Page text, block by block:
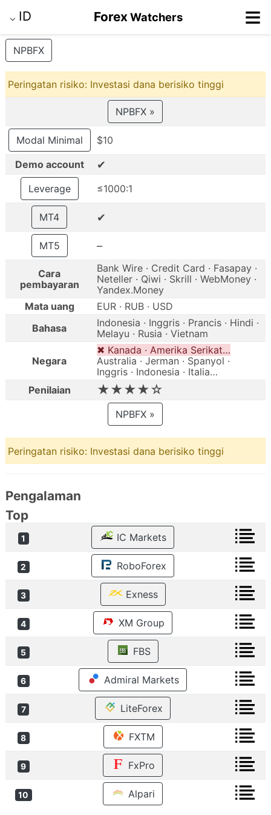
⌵ ID Forex Watchers ≡
NPBFX
Peringatan risiko: Investasi dana berisiko tinggi
NPBFX »
Modal Minimal
$10
Demo account
✔
Leverage ≤1000:1
MT4 ✔
MT5 –
Cara
pembayaran
Bank Wire · Credit Card · Fasapay ·
Neteller · Qiwi · Skrill · WebMoney ·
Yandex.Money
Mata uang
EUR · RUB · USD
Bahasa
Indonesia · Inggris · Prancis · Hindi ·
Melayu · Rusia · Vietnam
Negara
✖ Kanada · Amerika Serikat…
Australia · Jerman · Spanyol ·
Inggris · Indonesia · Italia…
Penilaian
★★★★☆
NPBFX »
Peringatan risiko: Investasi dana berisiko tinggi
Pengalaman
Top
1 IC Markets
2 RoboForex
3 Exness
4 XM Group
5 FBS
6 Admiral Markets
7 LiteForex
8 FXTM
9 FxPro
10 Alpari